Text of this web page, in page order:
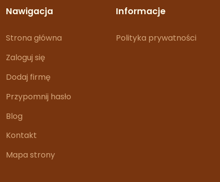
Nawigacja
Strona główna
Zaloguj się
Dodaj firmę
Przypomnij hasło
Blog
Kontakt
Mapa strony
Informacje
Polityka prywatności